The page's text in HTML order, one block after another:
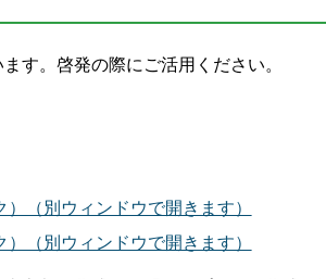
す。啓発の際にご活用ください。
（別ウィンドウで開きます）
（別ウィンドウで開きます）